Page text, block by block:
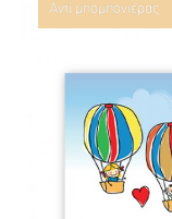
Αντί μπομπονιέρας